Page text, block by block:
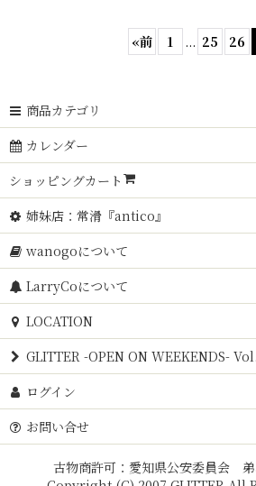
«前 1 ... 25 26
商品カテゴリ
カレンダー
ショッピングカート
姉妹店：常滑『antico』
wanogoについて
LarryCoについて
LOCATION
GLITTER -OPEN ON WEEKENDS-
ログイン
お問い合せ
古物商許可：愛知県公安委員会